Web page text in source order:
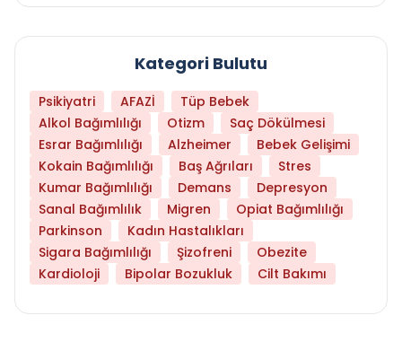
Kategori Bulutu
Psikiyatri AFAZİ
Tüp Bebek
Alkol Bağımlılığı
Otizm
Saç Dökülmesi
Esrar Bağımlılığı
Alzheimer
Bebek Gelişimi
Kokain Bağımlılığı
Baş Ağrıları
Stres
Kumar Bağımlılığı
Demans
Depresyon
Sanal Bağımlılık
Migren
Opiat Bağımlılığı
Parkinson
Kadın Hastalıkları
Sigara Bağımlılığı
Şizofreni
Obezite
Kardioloji
Bipolar Bozukluk Cilt Bakımı